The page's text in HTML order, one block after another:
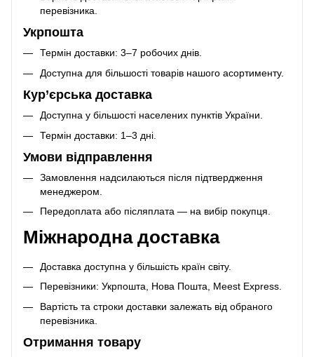
перевізника.
Укрпошта
Термін доставки: 3–7 робочих днів.
Доступна для більшості товарів нашого асортименту.
Кур’єрська доставка
Доступна у більшості населених пунктів України.
Термін доставки: 1–3 дні.
Умови відправлення
Замовлення надсилаються після підтвердження
менеджером.
Передоплата або післяплата — на вибір покупця.
Міжнародна доставка
Доставка доступна у більшість країн світу.
Перевізники: Укрпошта, Нова Пошта, Meest Express.
Вартість та строки доставки залежать від обраного
перевізника.
Отримання товару